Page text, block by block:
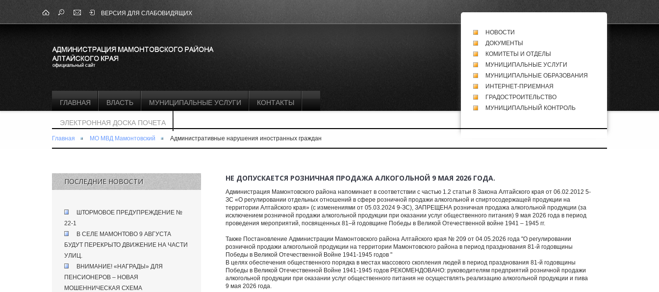
ВЕРСИЯ ДЛЯ СЛАБОВИДЯЩИХ
ГЛАВНАЯ ВЛАСТЬ МУНИЦИПАЛЬНЫЕ УСЛУГИ КОНТАКТЫ
ЭЛЕКТРОННАЯ ДОСКА ПОЧЕТА
НОВОСТИ
ДОКУМЕНТЫ
КОМИТЕТЫ И ОТДЕЛЫ
МУНИЦИПАЛЬНЫЕ УСЛУГИ
МУНИЦИПАЛЬНЫЕ ОБРАЗОВАНИЯ
ИНТЕРНЕТ-ПРИЕМНАЯ
ГРАДОСТРОИТЕЛЬСТВО
МУНИЦИПАЛЬНЫЙ КОНТРОЛЬ
Главная МО МВД Мамонтовский Административные нарушения иностранных граждан
ПОСЛЕДНИЕ НОВОСТИ
ШТОРМОВОЕ ПРЕДУПРЕЖДЕНИЕ №
22-1
В СЕЛЕ МАМОНТОВО 9 АВГУСТА
БУДУТ ПЕРЕКРЫТО ДВИЖЕНИЕ НА ЧАСТИ
УЛИЦ.
ВНИМАНИЕ! «НАГРАДЫ» ДЛЯ
ПЕНСИОНЕРОВ – НОВАЯ
МОШЕННИЧЕСКАЯ СХЕМА
НЕ ДОПУСКАЕТСЯ РОЗНИЧНАЯ ПРОДАЖА АЛКОГОЛЬНОЙ 9 МАЯ 2026 ГОДА.
Администрация Мамонтовского района напоминает в соответствии с частью 1.2 статьи 8 Закона Алтайского края от 06.02.2012 5-
ЗС «О регулировании отдельных отношений в сфере розничной продажи алкогольной и спиртосодержащей продукции на
территории Алтайского края» (с изменениями от 05.03.2024 9-ЗС), ЗАПРЕЩЕНА розничная продажа алкогольной продукции (за
исключением розничной продажи алкогольной продукции при оказании услуг общественного питания) 9 мая 2026 года в период
проведения мероприятий, посвященных 81–й годовщине Победы в Великой Отечественной войне 1941 – 1945 гг.
Также Постановление Администрации Мамонтовского района Алтайского края № 209 от 04.05.2026 года "О регулировании
розничной продажи алкогольной продукции на территории Мамонтовского района в период празднования 81-й годовщины
Победы в Великой Отечественной Войне 1941-1945 годов "
В целях обеспечения общественного порядка в местах массового скопления людей в период празднования 81-й годовщины
Победы в Великой Отечественной Войне 1941-1945 годов РЕКОМЕНДОВАНО: руководителям предприятий розничной продажи
алкогольной продукции при оказании услуг общественного питания не осуществлять реализацию алкогольной продукции и пива
9 мая 2026 года.